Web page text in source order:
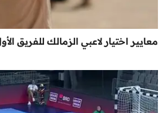
معايير اختيار لاعبي الزمالك للفريق